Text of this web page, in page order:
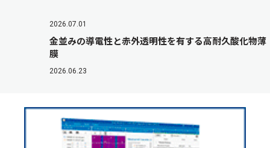
2026.07.01
金並みの導電性と赤外透明性を有する高耐久酸化物薄
膜
2026.06.23